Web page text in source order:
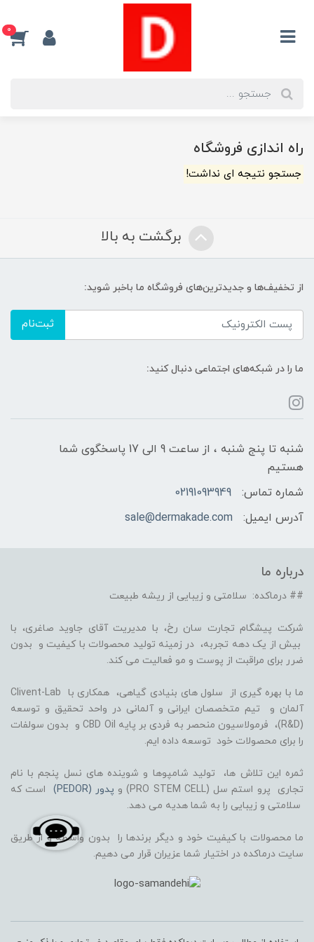
0
راه اندازی فروشگاه
جستجو نتیجه ای نداشت!
برگشت به بالا
از تخفیف‌ها و جدیدترین‌های فروشگاه ما باخبر شوید:
ثبت‌نام
ما را در شبکه‌های اجتماعی دنبال کنید:
شنبه تا پنج شنبه ، از ساعت 9 الی 17 پاسخگوی شما
هستیم
شماره تماس:
02191093949
آدرس ایمیل:
sale@dermakade.com
درباره ما
## درماکده: سلامتی و زیبایی از ریشه طبیعت
شرکت پیشگام تجارت سان رخ، با مدیریت آقای جاوید صاغری، با
بیش از یک دهه تجربه، در زمینه تولید محصولات با کیفیت و بدون
ضرر برای مراقبت از پوست و مو فعالیت می کند.
ما با بهره گیری از سلول های بنیادی گیاهی، همکاری با Clivent-Lab
آلمان و تیم متخصصان ایرانی و آلمانی در واحد تحقیق و توسعه
(R&D)، فرمولاسیون منحصر به فردی بر پایه CBD Oil و بدون سولفات
را برای محصولات خود توسعه داده ایم.
ثمره این تلاش ها، تولید شامپوها و شوینده های نسل پنجم با نام
تجاری پرو استم سل (PRO STEM CELL) و
پدور (PEDOR)
است که
سلامتی و زیبایی را به شما هدیه می دهد.
ما محصولات با کیفیت خود و دیگر برندها را بدون واسطه و از طریق
سایت درماکده در اختیار شما عزیران قرار می دهیم.